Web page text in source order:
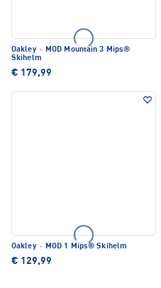
Oakley · MOD Mountain 3 Mips®
Skihelm
€ 179,99
Oakley · MOD 1 Mips® Skihelm
€ 129,99